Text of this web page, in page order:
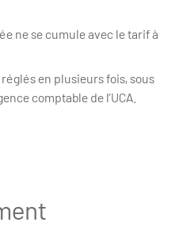
ne se cumule avec le tarif à
en plusieurs fois, sous
comptable de l’UCA.